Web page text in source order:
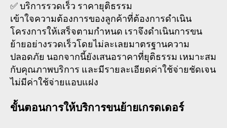
✅ บริการรวดเร็ว ราคายุติธรรม
เข้าใจความต้องการของลูกค้าที่ต้องการดำเนิน
โครงการให้เสร็จตามกำหนด เราจึงดำเนินการขน
ย้ายอย่างรวดเร็วโดยไม่ละเลยมาตรฐานความ
ปลอดภัย นอกจากนี้ยังเสนอราคาที่ยุติธรรม เหมาะสม
กับคุณภาพบริการ และมีรายละเอียดค่าใช้จ่ายชัดเจน
ไม่มีค่าใช้จ่ายแอบแฝง
ขั้นตอนการให้บริการขนย้ายเกรดเดอร์